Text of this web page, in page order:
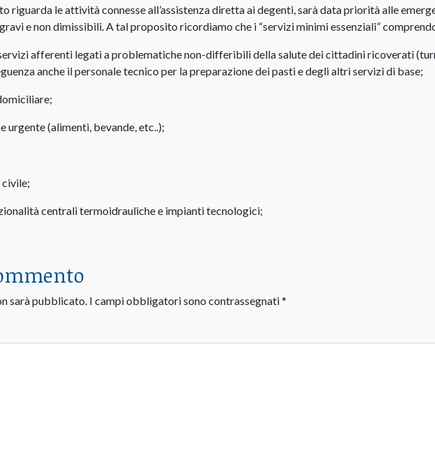
riguarda le attività connesse all’assistenza diretta ai degenti, sarà data priorità alle
e non dimissibili. A tal proposito ricordiamo che i “servizi minimi essenziali”
afferenti legati a problematiche non-differibili della salute dei cittadini ricoverati
anche il personale tecnico per la preparazione dei pasti e degli altri servizi di base;
urgente (alimenti, bevande, etc..);
centrali termoidrauliche e impianti tecnologici;
sarà pubblicato. I campi obbligatori sono contrassegnati*